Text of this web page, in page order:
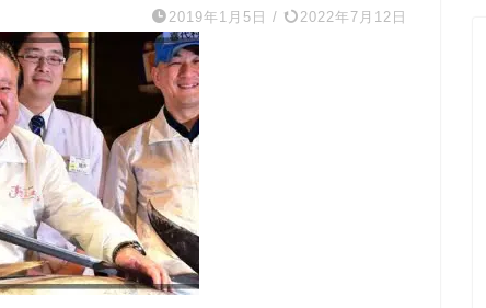
2019年1月5日 / 2022年7月12日